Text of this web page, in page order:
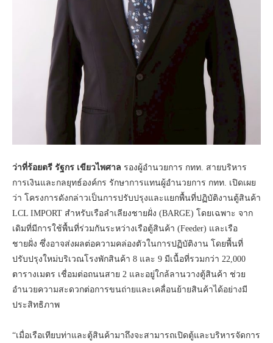
ว่าที่ร้อยตรี รัฐกร เขียวไพศาล รองผู้อำนวยการ กทท. สายบริหาร
การเงินและกลยุทธ์องค์กร รักษาการแทนผู้อำนวยการ กทท. เปิดเผย
ว่า โครงการดังกล่าวเป็นการปรับปรุงและแยกพื้นที่ปฏิบัติงานตู้สินค้า
LCL IMPORT สำหรับเรือลำเลียงชายฝั่ง (BARGE) โดยเฉพาะ จาก
เดิมที่มีการใช้พื้นที่ร่วมกันระหว่างเรือตู้สินค้า (Feeder) และเรือ
ชายฝั่ง ซึ่งอาจส่งผลต่อความคล่องตัวในการปฏิบัติงาน โดยพื้นที่
ปรับปรุงใหม่บริเวณโรงพักสินค้า 8 และ 9 มีเนื้อที่รวมกว่า 22,000
ตารางเมตร เชื่อมต่อถนนสาย 2 และอยู่ใกล้ลานวางตู้สินค้า ช่วย
อำนวยความสะดวกต่อการขนถ่ายและเคลื่อนย้ายสินค้าได้อย่างมี
ประสิทธิภาพ
“เมื่อเรือเทียบท่าและตู้สินค้ามาถึงจะสามารถเปิดตู้และบริหารจัดการ